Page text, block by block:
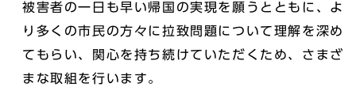
被害者の一日も早い帰国の実現を願うとともに、よ
り多くの市民の方々に拉致問題について理解を深め
てもらい、関心を持ち続けていただくため、さまざ
まな取組を行います。